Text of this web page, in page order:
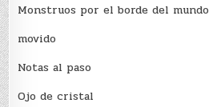
Monstruos por el borde del mundo
movido
Notas al paso
Ojo de cristal